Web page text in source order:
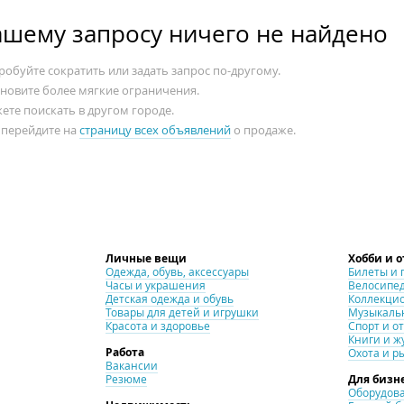
запросу ничего не найдено
сократить или задать запрос по-другому.
более мягкие ограничения.
поискать в другом городе.
на страницу всех объявленийо продаже.
Личные вещи
Одежда, обувь, аксессуары
Часы и украшения
Детская одежда и обувь
Товары для детей и игрушки
Красота и здоровье
Работа
Вакансии
Резюме
Хобби и
Билеты и
Спорт и
Книги и
Охота и
Для